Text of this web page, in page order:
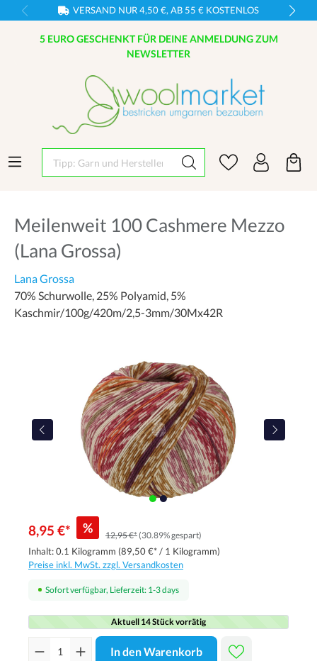
VERSAND NUR 4,50 €, AB 55 € KOSTENLOS
5 EURO GESCHENKT FÜR DEINE ANMELDUNG ZUM
NEWSLETTER
Tipp: Garn und Hersteller eingeben
Meilenweit 100 Cashmere Mezzo
(Lana Grossa)
Lana Grossa
70% Schurwolle, 25% Polyamid, 5%
Kaschmir/100g/420m/2,5-3mm/30Mx42R
8,95 €* % 12,95 €*(30.89% gespart)
Inhalt:0.1 Kilogramm (89,50 €* / 1 Kilogramm)
Preise inkl. MwSt. zzgl. Versandkosten
Sofort verfügbar, Lieferzeit: 1-3 days
Aktuell 14 Stück vorrätig
In den Warenkorb